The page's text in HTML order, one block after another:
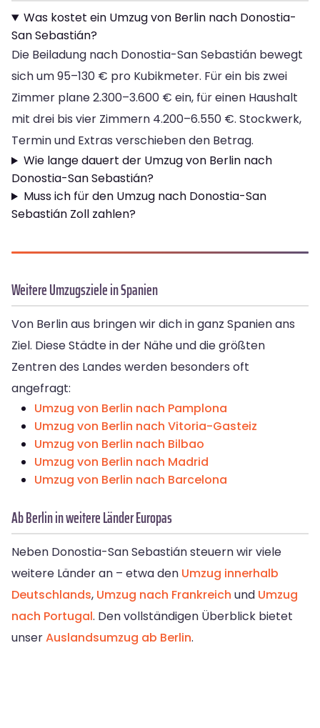
Was kostet ein Umzug von Berlin nach Donostia-
San Sebastián?
Die Beiladung nach Donostia-San Sebastián bewegt
sich um 95–130 € pro Kubikmeter. Für ein bis zwei
Zimmer plane 2.300–3.600 € ein, für einen Haushalt
mit drei bis vier Zimmern 4.200–6.550 €. Stockwerk,
Termin und Extras verschieben den Betrag.
Wie lange dauert der Umzug von Berlin nach
Donostia-San Sebastián?
Muss ich für den Umzug nach Donostia-San
Sebastián Zoll zahlen?
Weitere Umzugsziele in Spanien
Von Berlin aus bringen wir dich in ganz Spanien ans
Ziel. Diese Städte in der Nähe und die größten
Zentren des Landes werden besonders oft
angefragt:
Umzug von Berlin nach Pamplona
Umzug von Berlin nach Vitoria-Gasteiz
Umzug von Berlin nach Bilbao
Umzug von Berlin nach Madrid
Umzug von Berlin nach Barcelona
Ab Berlin in weitere Länder Europas
Neben Donostia-San Sebastián steuern wir viele
weitere Länder an – etwa den Umzug innerhalb
Deutschlands, Umzug nach Frankreich und Umzug
nach Portugal. Den vollständigen Überblick bietet
unserAuslandsumzug ab Berlin.